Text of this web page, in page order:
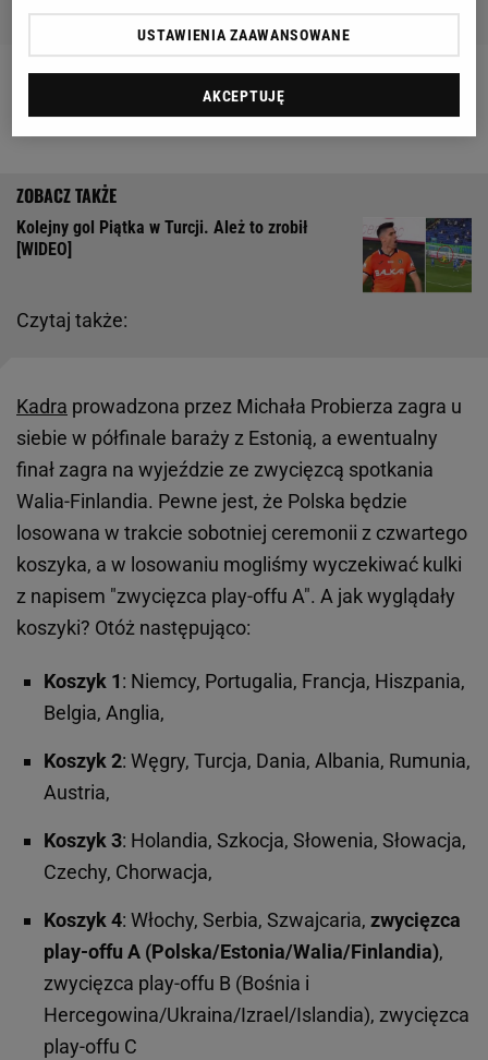
Michał Probierz wykorzystał
Czytaj także:
Kolejny gol Piątka w Turcji. Ależ to zrobił
[WIDEO]
Kadra prowadzona przez Michała Probierza zagra u
siebie w półfinale baraży z Estonią, a ewentualny
finał zagra na wyjeździe ze zwycięzcą spotkania
Walia-Finlandia. Pewne jest, że Polska będzie
losowana w trakcie sobotniej ceremonii z czwartego
koszyka, a w losowaniu mogliśmy wyczekiwać kulki
z napisem "zwycięzca play-offu A". A jak wyglądały
koszyki? Otóż następująco:
Koszyk 1: Niemcy, Portugalia, Francja, Hiszpania,
Belgia, Anglia,
Koszyk 2: Węgry, Turcja, Dania, Albania, Rumunia,
Austria,
Koszyk 3: Holandia, Szkocja, Słowenia, Słowacja,
Czechy, Chorwacja,
Koszyk 4: Włochy, Serbia, Szwajcaria, zwycięzca
play-offu A (Polska/Estonia/Walia/Finlandia),
zwycięzca play-offu B (Bośnia i
Hercegowina/Ukraina/Izrael/Islandia), zwycięzca
play-offu C
USTAWIENIA ZAAWANSOWANE
AKCEPTUJĘ